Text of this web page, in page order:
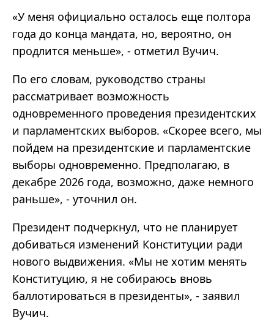
«У меня официально осталось еще полтора
года до конца мандата, но, вероятно, он
продлится меньше», - отметил Вучич.
По его словам, руководство страны
рассматривает возможность
одновременного проведения президентских
и парламентских выборов. «Скорее всего, мы
пойдем на президентские и парламентские
выборы одновременно. Предполагаю, в
декабре 2026 года, возможно, даже немного
раньше», - уточнил он.
Президент подчеркнул, что не планирует
добиваться изменений Конституции ради
нового выдвижения. «Мы не хотим менять
Конституцию, я не собираюсь вновь
баллотироваться в президенты», - заявил
Вучич.